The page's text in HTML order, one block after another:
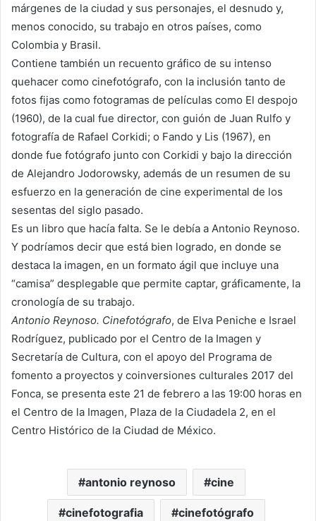
márgenes de la ciudad y sus personajes, el desnudo y,
menos conocido, su trabajo en otros países, como
Colombia y Brasil.
Contiene también un recuento gráfico de su intenso
quehacer como cinefotógrafo, con la inclusión tanto de
fotos fijas como fotogramas de películas como El despojo
(1960), de la cual fue director, con guión de Juan Rulfo y
fotografía de Rafael Corkidi; o Fando y Lis (1967), en
donde fue fotógrafo junto con Corkidi y bajo la dirección
de Alejandro Jodorowsky, además de un resumen de su
esfuerzo en la generación de cine experimental de los
sesentas del siglo pasado.
Es un libro que hacía falta. Se le debía a Antonio Reynoso.
Y podríamos decir que está bien logrado, en donde se
destaca la imagen, en un formato ágil que incluye una
“camisa” desplegable que permite captar, gráficamente, la
cronología de su trabajo.
Antonio Reynoso. Cinefotógrafo, de Elva Peniche e Israel
Rodríguez, publicado por el Centro de la Imagen y
Secretaría de Cultura, con el apoyo del Programa de
fomento a proyectos y coinversiones culturales 2017 del
Fonca, se presenta este 21 de febrero a las 19:00 horas en
el Centro de la Imagen, Plaza de la Ciudadela 2, en el
Centro Histórico de la Ciudad de México.
antonio reynoso cine
cinefotografia cinefotógrafo